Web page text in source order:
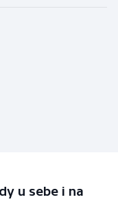
u sebe i na